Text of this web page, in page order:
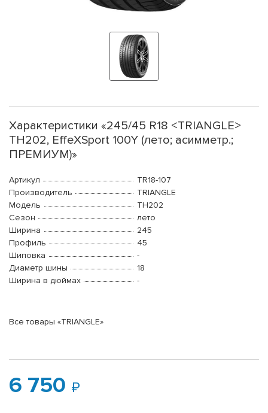
Характеристики «245/45 R18 <TRIANGLE>
TH202, EffeXSport 100Y (лето; асимметр.;
ПРЕМИУМ)»
Артикул
TR18-107
Производитель
TRIANGLE
Модель
TH202
Сезон
лето
Ширина
245
Профиль
45
Шиповка
-
Диаметр шины
18
Ширина в дюймах
-
Все товары «TRIANGLE»
6 750